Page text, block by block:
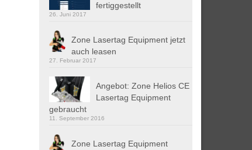
fertiggestellt
26. Juni 2017
Zone Lasertag Equipment jetzt
auch leasen
27. Februar 2017
Angebot: Zone Helios CE
Lasertag Equipment
gebraucht
11. September 2016
Zone Lasertag Equipment